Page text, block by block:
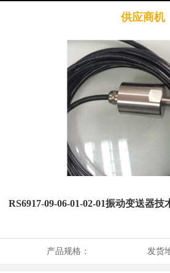
供应商机
RS6917-09-06-01-02-01振动变送器技
产品规格： 发货